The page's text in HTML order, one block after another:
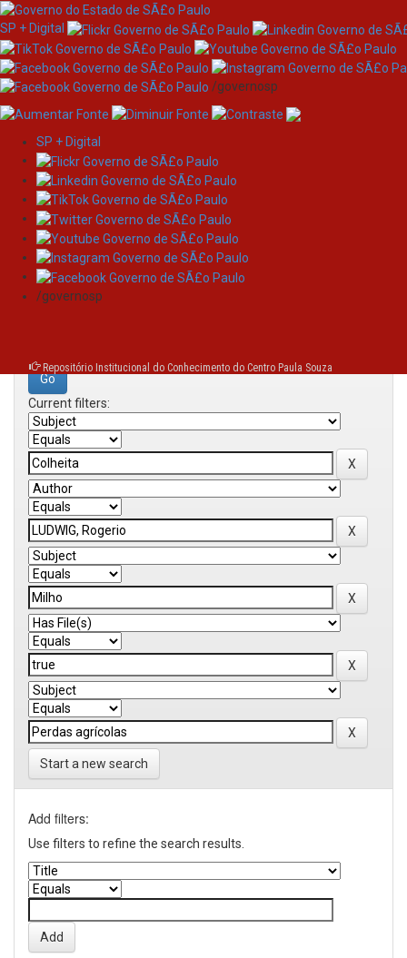
Skip
navigation
SP + Digital
/governosp
SP + Digital
/governosp
Repositório Institucional do Conhecimento do Centro Paula Souza
Search
Search:
Current filters:
Start a new search
Add filters:
Use filters to refine the search results.